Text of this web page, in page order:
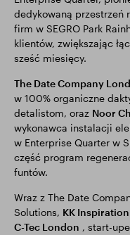
dedykowaną przestrzeń
firm w SEGRO Park
klientów, zwiększając
sześć miesięcy.
The Date Company
w 100% organiczne
detalistom, oraz Noor
wykonawca instalacji
w Enterprise Quarter w
część program
funtów.
Wraz z The Date
Solutions, KK Inspiration
C-Tec London , start-